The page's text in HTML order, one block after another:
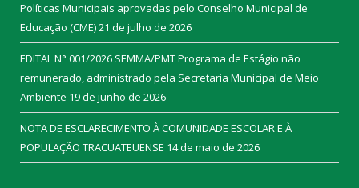
Políticas Municipais aprovadas pelo Conselho Municipal de
Educação (CME)21 de julho de 2026
EDITAL N° 001/2026 SEMMA/PMT Programa de Estágio não
remunerado, administrado pela Secretaria Municipal de Meio
Ambiente 19 de junho de 2026
NOTA DE ESCLARECIMENTO À COMUNIDADE ESCOLAR E À
POPULAÇÃO TRACUATEUENSE 14 de maio de 2026